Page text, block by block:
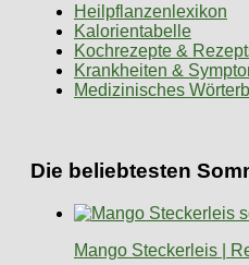
Heilpflanzenlexikon
Kalorientabelle
Kochrezepte &
Krankheiten &
Medizinisches
Die beliebtesten
Mango Steckerleis |